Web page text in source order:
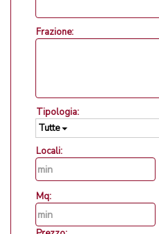
Frazione:
Tipologia:
Tutte
Locali:
Mq: